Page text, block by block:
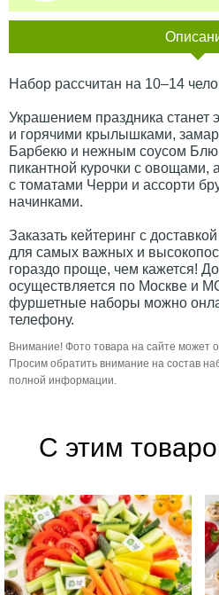
Набор рассчитан на 10–14
Украшением праздника станет
и горячими крылышками,
Барбекю и нежным соусом Блю
пикантной курочки с
с томатами Черри и ассорти
начинками.
Заказать кейтеринг с
для самых важных и
гораздо проще, чем кажется!
осуществляется по Москве и
фуршетные наборы можно
телефону.
Внимание! Фото товара на сайте может
Просим обратить внимание на состав
полной информации.
С этим